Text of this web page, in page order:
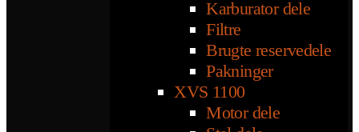
Karburator dele
Filtre
Brugte reservedele
Pakninger
XVS 1100
Motor dele